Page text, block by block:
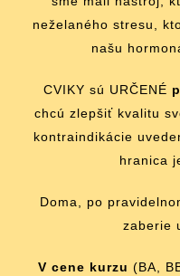
neželaného stresu,
našu
CVIKY sú URČENÉ
chcú zlepšiť kvalitu
kontraindikácie
hranica
Doma, po
zaberie
V cene kurzu (BA,